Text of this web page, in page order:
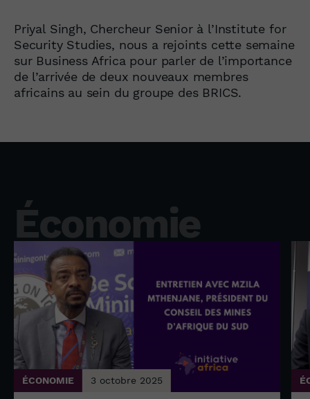
Priyal Singh, Chercheur Senior à l’Institute for
Security Studies, nous a rejoints cette semaine
sur Business Africa pour parler de l’importance
de l’arrivée de deux nouveaux membres
africains au sein du groupe des BRICS.
Économie
ÉCONOMIE 3 octobre 2025